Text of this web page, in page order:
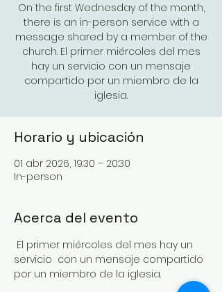
On the first Wednesday of the month,
there is an in-person service with a
message shared by a member of the
church. El primer miércoles del mes
hay un servicio con un mensaje
compartido por un miembro de la
iglesia.
Horario y ubicación
01 abr 2026, 19:30 – 20:30
In-person
Acerca del evento
El primer miércoles del mes hay un
servicio  con un mensaje compartido
por un miembro de la iglesia.